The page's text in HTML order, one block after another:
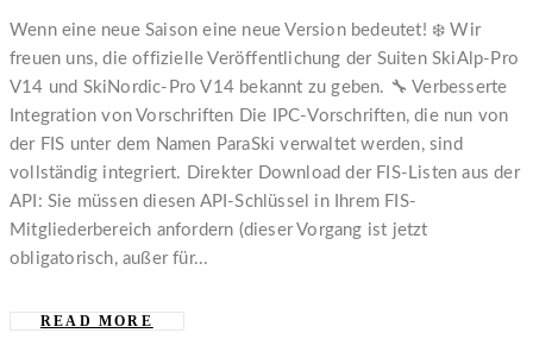
Wenn eine neue Saison eine neue Version bedeutet! ❄️ Wir
freuen uns, die offizielle Veröffentlichung der Suiten SkiAlp-Pro
V14 und SkiNordic-Pro V14 bekannt zu geben. 🔧 Verbesserte
Integration von Vorschriften Die IPC-Vorschriften, die nun von
der FIS unter dem Namen ParaSki verwaltet werden, sind
vollständig integriert. Direkter Download der FIS-Listen aus der
API: Sie müssen diesen API-Schlüssel in Ihrem FIS-
Mitgliederbereich anfordern (dieser Vorgang ist jetzt
obligatorisch, außer für...
READ MORE